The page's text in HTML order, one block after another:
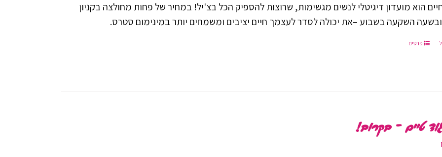
הוא מועדון דיגיטלי לנשים מגשימות, שרוצות להספיק הכל בצ'יל! במחיר של פחות מחולצה בקניון
השקעה בשבוע –את יכולה לסדר לעצמך חיים יציבים ומשמחים יותר במינימום סטרס.
פרטים
טיים – בקרוב!